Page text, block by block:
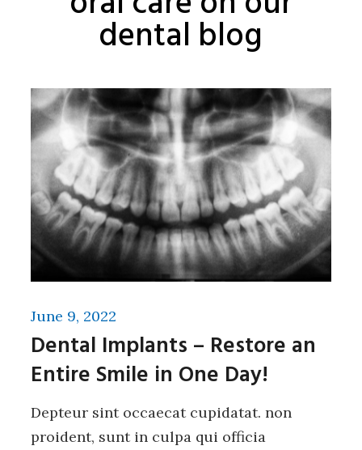
dental blog
June 9, 2022
Dental Implants – Restore an
Entire Smile in One Day!
Depteur sint occaecat cupidatat. non
proident, sunt in culpa qui officia